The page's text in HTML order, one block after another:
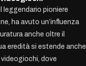
leggendario pioniere
ha avuto un’influenza
anche oltre il
eredità si estende anche
dove